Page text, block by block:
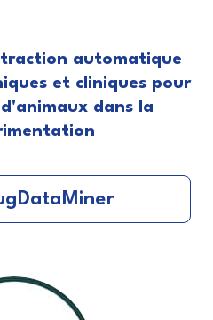
automatique
et cliniques pour
dans la